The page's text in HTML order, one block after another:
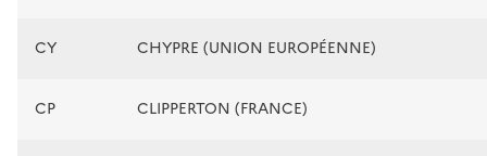
CY CHYPRE (UNION EUROPÉENNE)
CP CLIPPERTON (FRANCE)